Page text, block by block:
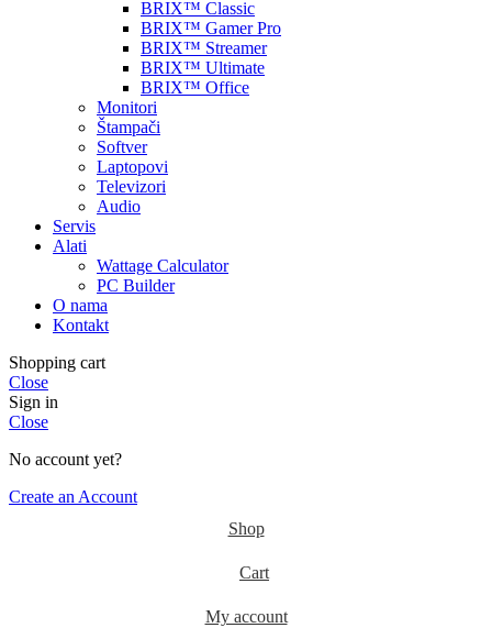
BRIX™ Classic
BRIX™ Gamer Pro
BRIX™ Streamer
BRIX™ Ultimate
BRIX™ Office
Monitori
Štampači
Softver
Laptopovi
Televizori
Audio
Servis
Alati
Wattage Calculator
PC Builder
O nama
Kontakt
Shopping cart
Close
Sign in
Close
No account yet?
Create an Account
Shop
Cart
My account